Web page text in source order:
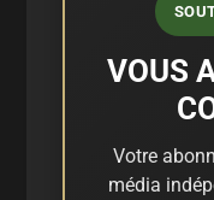
VOUS
Votre
média